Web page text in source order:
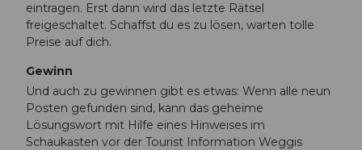
eintragen. Erst dann wird das letzte Rätsel
freigeschaltet. Schaffst du es zu lösen, warten tolle
Preise auf dich.
Gewinn
Und auch zu gewinnen gibt es etwas: Wenn alle neun
Posten gefunden sind, kann das geheime
Lösungswort mit Hilfe eines Hinweises im
Schaukasten vor der Tourist Information Weggis